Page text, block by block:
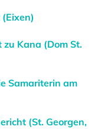
zu Kana (Dom St.
Samariterin am
(St. Georgen,